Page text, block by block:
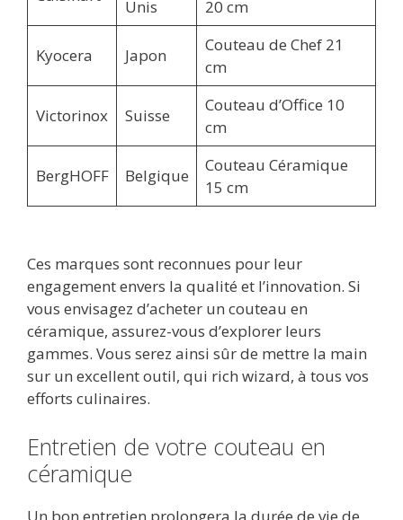
Unis
20 cm
Kyocera Japon
Couteau de Chef 21
cm
Victorinox Suisse
Couteau d’Office 10
cm
BergHOFF Belgique
Couteau Céramique
15 cm
Ces marques sont reconnues pour leur
engagement envers la qualité et l’innovation. Si
vous envisagez d’acheter un couteau en
céramique, assurez-vous d’explorer leurs
gammes. Vous serez ainsi sûr de mettre la main
sur un excellent outil, qui rich wizard, à tous vos
efforts culinaires.
Entretien de votre couteau en
céramique
Un bon entretien prolongera la durée de vie de